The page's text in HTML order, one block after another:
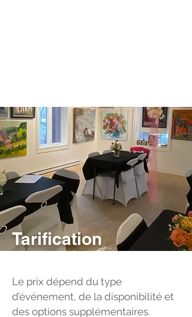
Tarification
Le prix dépend du type
d’événement, de la disponibilité et
des options supplémentaires.